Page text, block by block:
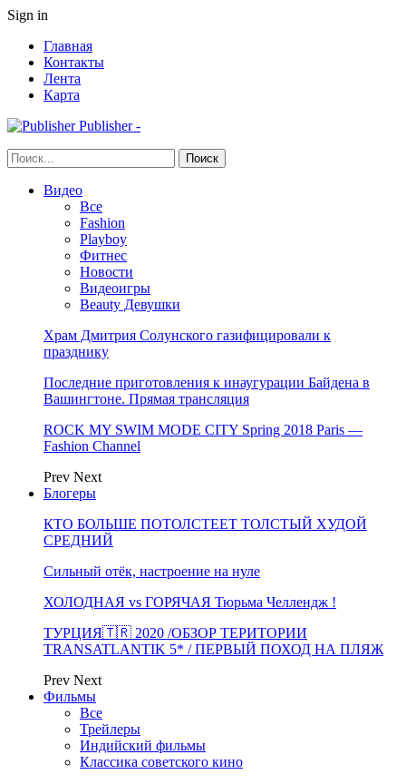
Sign in
Главная
Контакты
Лента
Карта
Publisher -
Видео
Все
Fashion
Playboy
Фитнес
Новости
Видеоигры
Beauty Девушки
Храм Дмитрия Солунского газифицировали к
празднику
Последние приготовления к инаугурации Байдена в
Вашингтоне. Прямая трансляция
ROCK MY SWIM MODE CITY Spring 2018 Paris —
Fashion Channel
Prev Next
Блогеры
КТО БОЛЬШЕ ПОТОЛСТЕЕТ ТОЛСТЫЙ ХУДОЙ
СРЕДНИЙ
Сильный отёк, настроение на нуле
ХОЛОДНАЯ vs ГОРЯЧАЯ Тюрьма Челлендж !
ТУРЦИЯ🇹🇷 2020 /ОБЗОР ТЕРИТОРИИ
TRANSATLANTIK 5* / ПЕРВЫЙ ПОХОД НА ПЛЯЖ
Prev Next
Фильмы
Все
Трейлеры
Индийский фильмы
Классика советского кино